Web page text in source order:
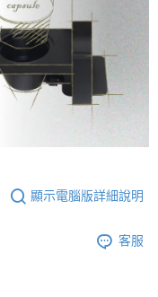
顯示電腦版詳細說明
客服